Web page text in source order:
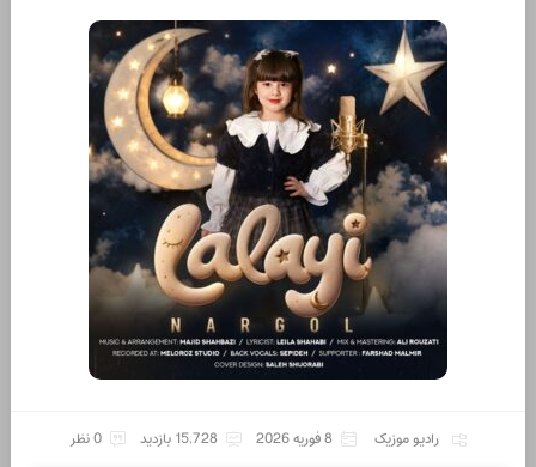
رادیو موزیک 8 فوریه 2026 15,728 بازدید 0 نظر